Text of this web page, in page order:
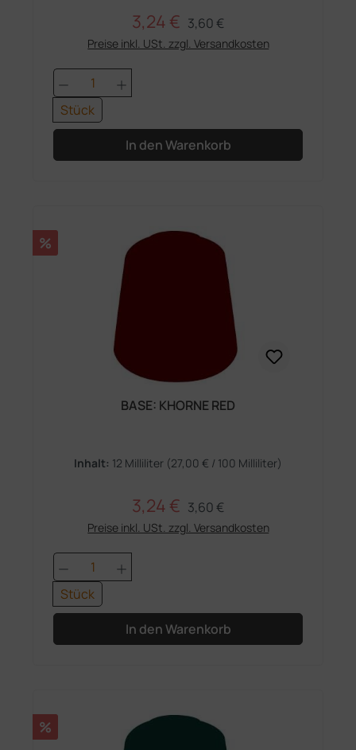
Verkaufspreis:
3,24 € Regulärer Preis:
3,60 €
Preise inkl. USt. zzgl. Versandkosten
Produkt Anzahl: Gib den
Stück
In den Warenkorb
Rabatt
%
BASE: KHORNE RED
Inhalt: 12 Milliliter (27,00 € / 100 Milliliter)
Verkaufspreis:
3,24 € Regulärer Preis:
3,60 €
Preise inkl. USt. zzgl. Versandkosten
Produkt Anzahl: Gib den
Stück
In den Warenkorb
Rabatt
%